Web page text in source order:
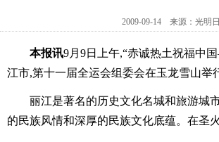
2009-09-14 来源：光明
本报讯9月9日上午,“赤诚热土祝福中
江市,第十一届全运会组委会在玉龙雪山举
丽江是著名的历史文化名城和旅游城
的民族风情和深厚的民族文化底蕴。在圣